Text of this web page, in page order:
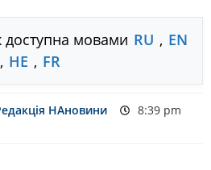
доступна мовами RU , EN
, HE , FR
НАновини
8:39 pm